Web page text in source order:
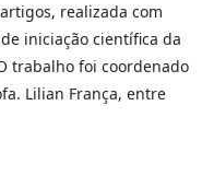
realizada com
iniciação científica da
trabalho foi coordenado
Lilian França, entre